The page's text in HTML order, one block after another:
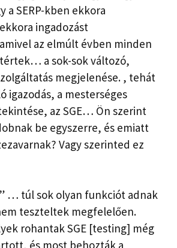
a SERP-kben ekkora
ingadozást
az elmúlt évben minden
a sok-sok változó,
megjelenése. , tehát
igazodás, a mesterséges
az SGE… Ön szerint
be egyszerre, és emiatt
Vagy szerinted ez
” … túl sok olyan funkciót adnak
teszteltek megfelelően.
rohantak SGE [testing] még